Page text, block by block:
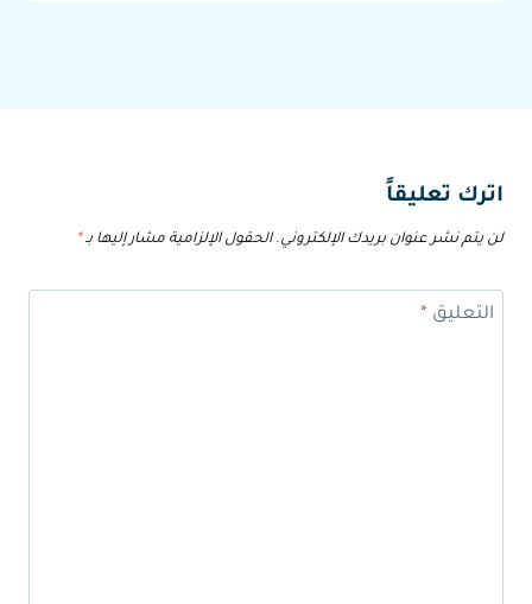
اترك تعليقاً
لن يتم نشر عنوان بريدك الإلكتروني. الحقول الإلزامية مشار إليها بـ*
التعليق*